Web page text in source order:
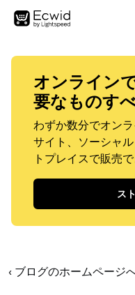
オンライン
要なものす
わずか数分でオン
サイト、ソーシャ
トプレイスで販売で
ス
‹ ブログのホームページ